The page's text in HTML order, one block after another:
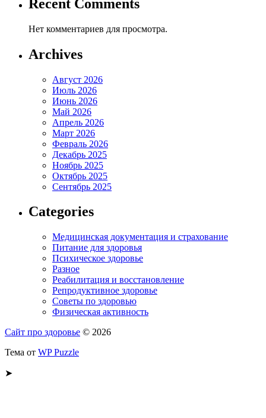
Recent Comments
Нет комментариев для просмотра.
Archives
Август 2026
Июль 2026
Июнь 2026
Май 2026
Апрель 2026
Март 2026
Февраль 2026
Декабрь 2025
Ноябрь 2025
Октябрь 2025
Сентябрь 2025
Categories
Медицинская документация и страхование
Питание для здоровья
Психическое здоровье
Разное
Реабилитация и восстановление
Репродуктивное здоровье
Советы по здоровью
Физическая активность
Сайт про здоровье © 2026
Тема от WP Puzzle
➤